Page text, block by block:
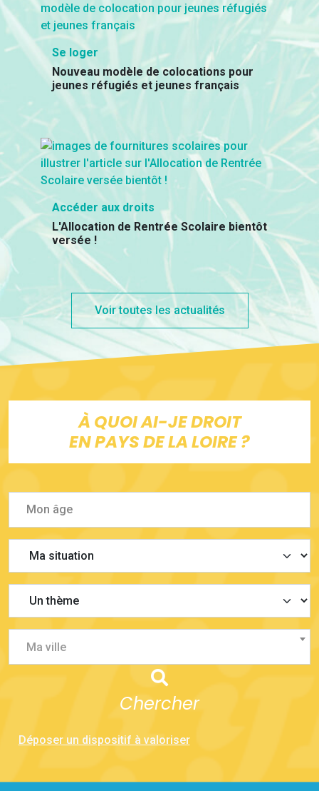
Se loger
Nouveau modèle de colocations pour
jeunes réfugiés et jeunes français
Accéder aux droits
L'Allocation de Rentrée Scolaire bientôt
versée !
Voir toutes les actualités
À QUOI AI-JE DROIT
EN PAYS DE LA LOIRE ?
Ma ville
Chercher
Déposer un dispositif à valoriser